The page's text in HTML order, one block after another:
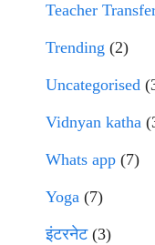
Teacher
Trending (2)
Uncategorised
Vidnyan katha
Whats app (7)
Yoga (7)
इंटरनेट(3)